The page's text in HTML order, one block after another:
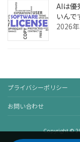
AIは優
いんで
2026
プライバシーポリシー
お問い合わせ
Copyright ©